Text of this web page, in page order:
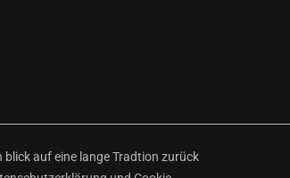
auf eine lange Tradtion zurück